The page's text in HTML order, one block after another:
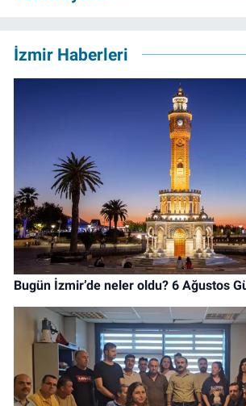
İzmir Haberleri
Bugün İzmir’de neler oldu? 6 Ağustos